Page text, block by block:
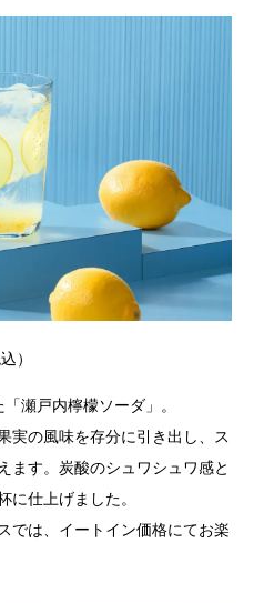
）
瀬戸内檸檬ソーダ」。
実の風味を存分に引き出し、ス
ます。炭酸のシュワシュワ感と
に仕上げました。
では、イートイン価格にてお楽